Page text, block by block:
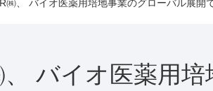
㈱、 バイオ医薬用培地事業のグローバル展開
バイオ医薬用